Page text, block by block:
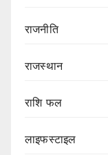
राजनीति
राजस्थान
राशि फल
लाइफस्टाइल